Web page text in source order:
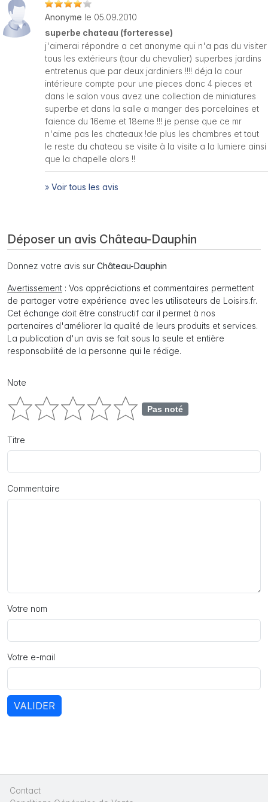
Anonyme le 05.09.2010
superbe chateau (forteresse)
j'aimerai répondre a cet anonyme qui n'a pas du visiter
tous les extérieurs (tour du chevalier) superbes jardins
entretenus que par deux jardiniers !!!! déja la cour
intérieure compte pour une pieces donc 4 pieces et
dans le salon vous avez une collection de miniatures
superbe et dans la salle a manger des porcelaines et
faience du 16eme et 18eme !!! je pense que ce mr
n'aime pas les chateaux !de plus les chambres et tout
le reste du chateau se visite à la visite a la lumiere ainsi
que la chapelle alors !!
» Voir tous les avis
Déposer un avis Château-Dauphin
Donnez votre avis sur Château-Dauphin
Avertissement : Vos appréciations et commentaires permettent
de partager votre expérience avec les utilisateurs de Loisirs.fr.
Cet échange doit être constructif car il permet à nos
partenaires d'améliorer la qualité de leurs produits et services.
La publication d'un avis se fait sous la seule et entière
responsabilité de la personne qui le rédige.
Note
Pas noté
Titre
Commentaire
Votre nom
Votre e-mail
VALIDER
Contact